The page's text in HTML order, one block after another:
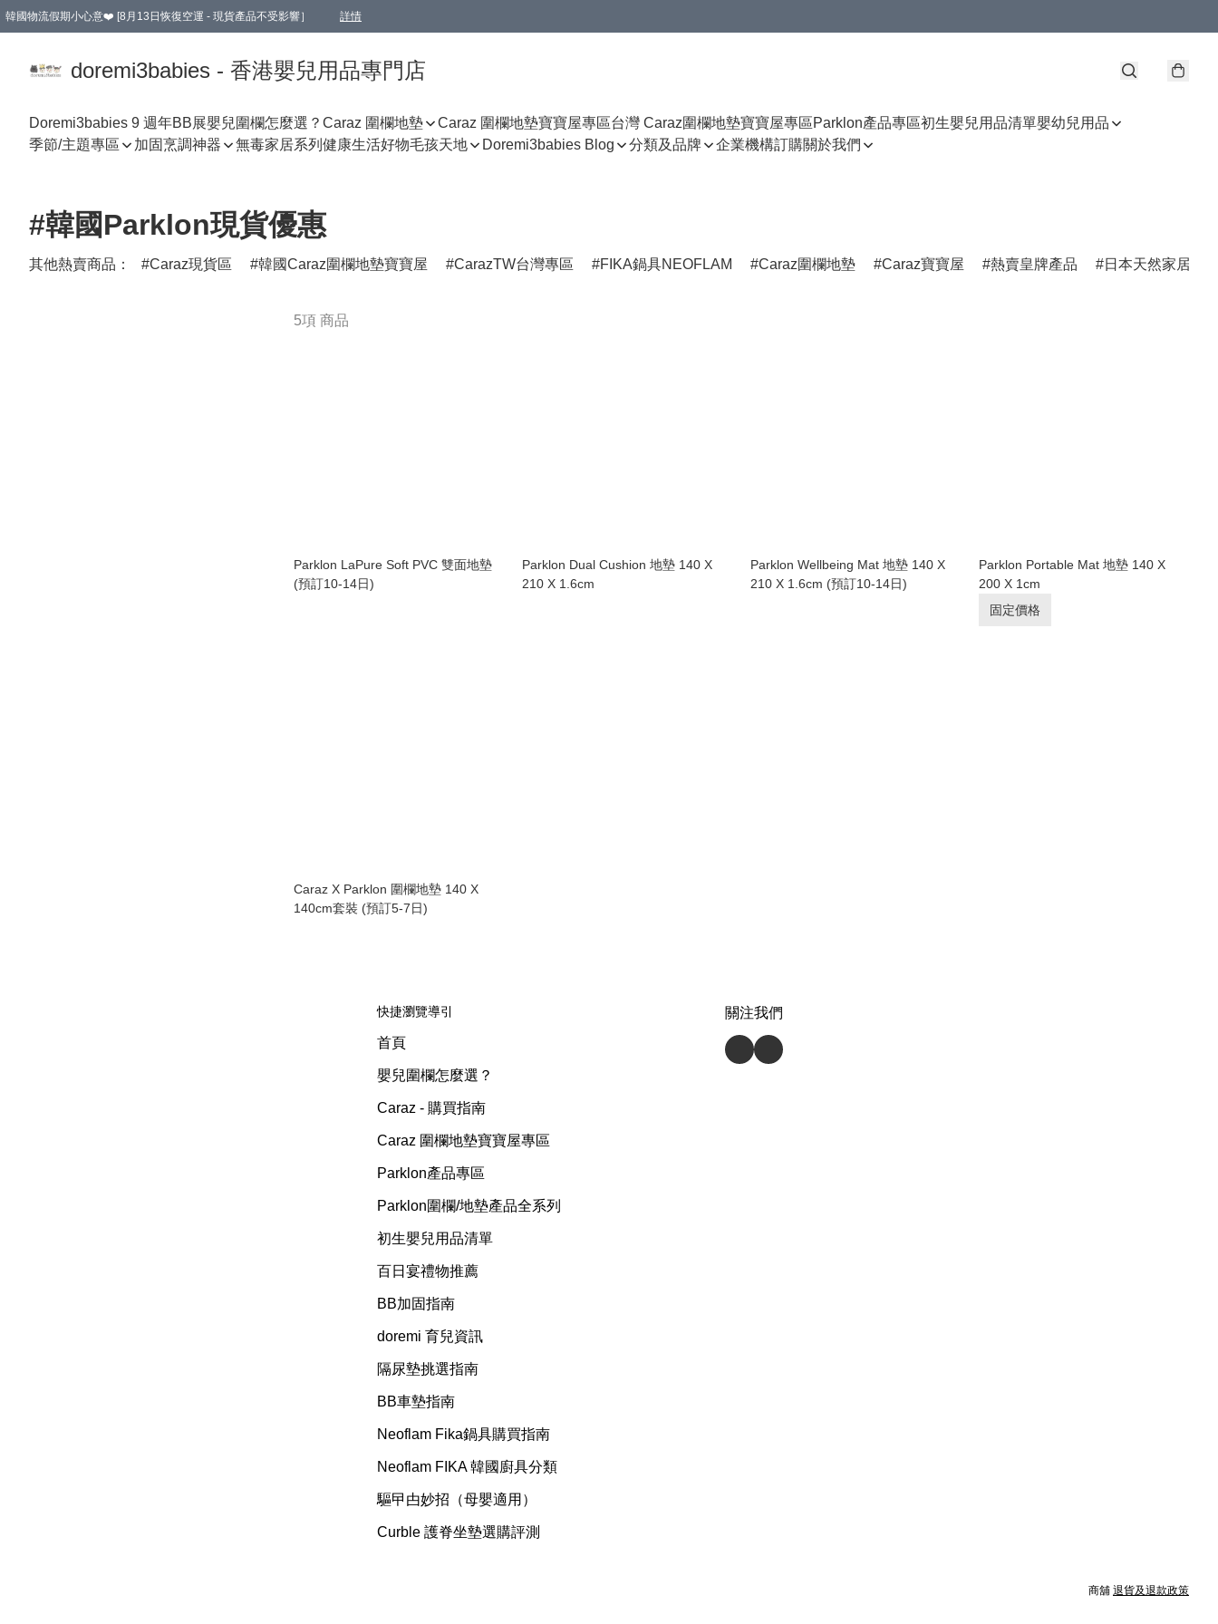
韓國物流假期小心意❤️ [8月13日恢復空運 - 現貨產品不受影響］ 詳情
doremi3babies - 香港嬰兒用品專門店
Doremi3babies 9 週年BB展嬰兒圍欄怎麼選？ Caraz 圍欄地墊 Caraz 圍欄地墊寶寶屋專區台灣 Caraz圍欄地墊寶寶屋專區Parklon產品專區初生嬰兒用品清單嬰幼兒用品
季節/主題專區
加固烹調神器 無毒家居系列 健康生活好物毛孩天地 Doremi3babies Blog 分類及品牌 企業機構訂購關於我們
#韓國Parklon現貨優惠
其他熱賣商品： Caraz現貨區 韓國Caraz圍欄地墊寶寶屋 CarazTW台灣專區 FIKA鍋具NEOFLAM Caraz圍欄地墊 Caraz寶寶屋 熱賣皇牌產品 日本天然家居產
5項 商品
Parklon LaPure Soft PVC 雙面地墊
(預訂10-14日)
Parklon Dual Cushion 地墊 140 X
210 X 1.6cm
Parklon Wellbeing Mat 地墊 140 X
210 X 1.6cm (預訂10-14日)
Parklon Portable Mat 地墊 140 X
200 X 1cm
固定價格
Caraz X Parklon 圍欄地墊 140 X
140cm套裝 (預訂5-7日)
快捷瀏覽導引
首頁
嬰兒圍欄怎麼選？
Caraz - 購買指南
Caraz 圍欄地墊寶寶屋專區
Parklon產品專區
Parklon圍欄/地墊產品全系列
初生嬰兒用品清單
百日宴禮物推薦
BB加固指南
doremi 育兒資訊
隔尿墊挑選指南
BB車墊指南
Neoflam Fika鍋具購買指南
Neoflam FIKA 韓國廚具分類
驅曱甴妙招（母嬰適用）
Curble 護脊坐墊選購評測
關注我們
商舖 退貨及退款政策